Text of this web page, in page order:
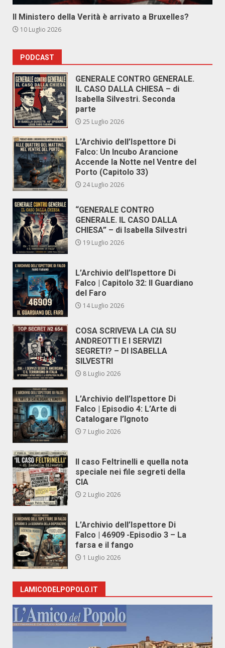
Il Ministero della Verità è arrivato a Bruxelles?
10 Luglio 2026
PODCAST
GENERALE CONTRO GENERALE.
IL CASO DALLA CHIESA – di
Isabella Silvestri. Seconda
parte
25 Luglio 2026
L’Archivio dell’Ispettore Di
Falco: Un Incubo Arancione
Accende la Notte nel Ventre del
Porto (Capitolo 33)
24 Luglio 2026
“GENERALE CONTRO
GENERALE. IL CASO DALLA
CHIESA” – di Isabella Silvestri
19 Luglio 2026
L’Archivio dell’Ispettore Di
Falco | Capitolo 32: Il Guardiano
del Faro
14 Luglio 2026
COSA SCRIVEVA LA CIA SU
ANDREOTTI E I SERVIZI
SEGRETI? – DI ISABELLA
SILVESTRI
8 Luglio 2026
L’Archivio dell’Ispettore Di
Falco | Episodio 4: L’Arte di
Catalogare l’Ignoto
7 Luglio 2026
Il caso Feltrinelli e quella nota
speciale nei file segreti della
CIA
2 Luglio 2026
L’Archivio dell’Ispettore Di
Falco | 46909 -Episodio 3 – La
farsa e il fango
1 Luglio 2026
LAMICODELPOPOLO.IT